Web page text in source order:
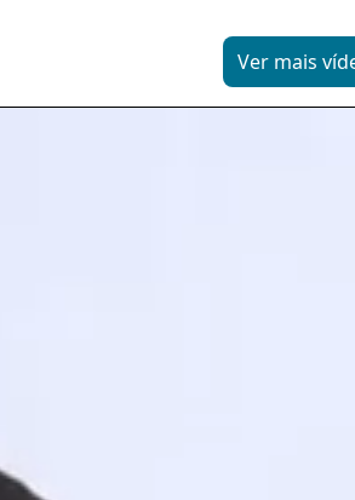
Ver mais